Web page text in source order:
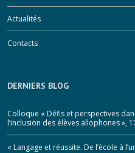
Actualités
Contacts
DERNIERS BLOG
Colloque « Défis et perspectives
l’inclusion des élèves allophones »,
« Langage et réussite. De l’école à